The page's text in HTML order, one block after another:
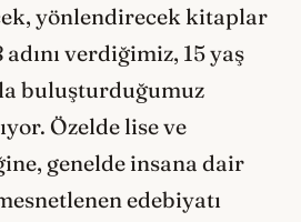
yönlendirecek kitaplar
verdiğimiz, 15 yaş
buluşturduğumuz
Özelde lise ve
genelde insana dair
edebiyatı